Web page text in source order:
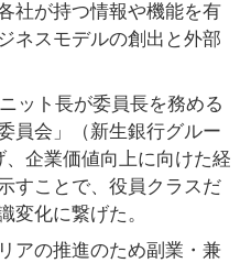
社が持つ情報や機能を有
ネスモデルの創出と外部
ット長が委員長を務める
員会」（新生銀行グルー
企業価値向上に向けた経
すことで、役員クラスだ
変化に繋げた。
アの推進のため副業・兼